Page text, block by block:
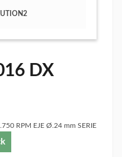
DX
RPM EJE Ø.24 mm SERIE